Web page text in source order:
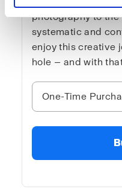
photography to
systematic and
enjoy this creative
hole — and with
One-Time